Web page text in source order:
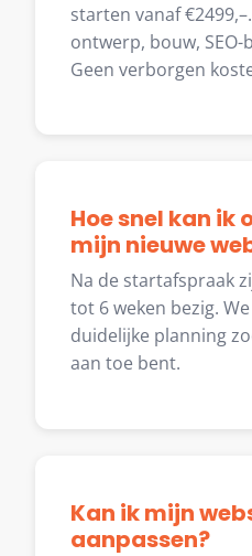
starten vanaf
ontwerp, bouw,
Geen verborgen
Hoe snel kan ik
mijn nieuwe
Na de startafspraak
tot 6 weken bezig.
duidelijke planning
aan toe bent.
Kan ik mijn
aanpassen?